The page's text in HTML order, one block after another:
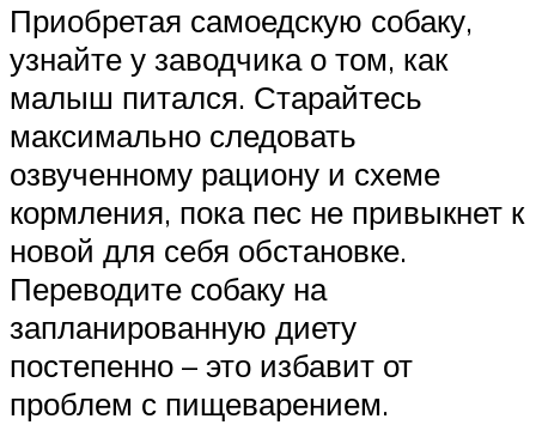
Приобретая самоедскую собаку,
узнайте у заводчика о том, как
малыш питался. Старайтесь
максимально следовать
озвученному рациону и схеме
кормления, пока пес не привыкнет к
новой для себя обстановке.
Переводите собаку на
запланированную диету
постепенно – это избавит от
проблем с пищеварением.